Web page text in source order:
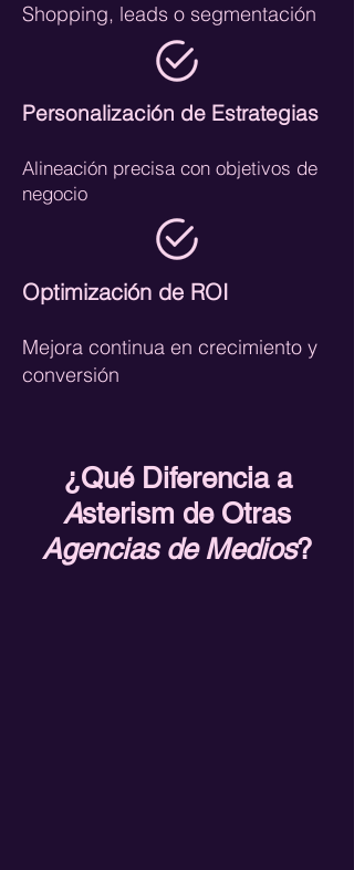
Shopping, leads o segmentación
Personalización de Estrategias
Alineación precisa con objetivos de
negocio
Optimización de ROI
Mejora continua en crecimiento y
conversión
¿Qué Diferencia a
Asterism de Otras
Agencias de Medios?